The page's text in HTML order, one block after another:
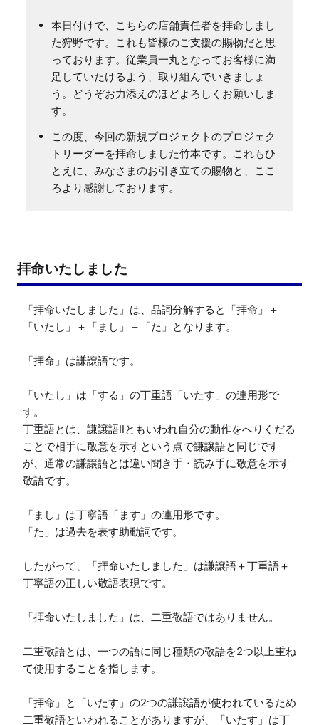
本日付けで、こちらの店舗責任者を拝命しまし
た狩野です。これも皆様のご支援の賜物だと思
っております。従業員一丸となってお客様に満
足していたけるよう、取り組んでいきましょ
う。どうぞお力添えのほどよろしくお願いしま
す。
この度、今回の新規プロジェクトのプロジェク
トリーダーを拝命しました竹本です。これもひ
とえに、みなさまのお引き立ての賜物と、ここ
ろより感謝しております。
拝命いたしました
「拝命いたしました」は、品詞分解すると「拝命」＋
「いたし」＋「まし」＋「た」となります。
「拝命」は謙譲語です。
「いたし」は「する」の丁重語「いたす」の連用形で
す。
丁重語とは、謙譲語Ⅱともいわれ自分の動作をへりくだる
ことで相手に敬意を示すという点で謙譲語と同じです
が、通常の謙譲語とは違い聞き手・読み手に敬意を示す
敬語です。
「まし」は丁寧語「ます」の連用形です。
「た」は過去を表す助動詞です。
したがって、「拝命いたしました」は謙譲語＋丁重語＋
丁寧語の正しい敬語表現です。
「拝命いたしました」は、二重敬語ではありません。
二重敬語とは、一つの語に同じ種類の敬語を2つ以上重ね
て使用することを指します。
「拝命」と「いたす」の2つの謙譲語が使われているため
二重敬語といわれることがありますが、「いたす」は丁